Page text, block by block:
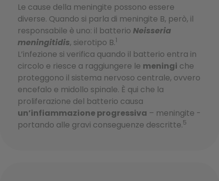
Le cause della meningite possono essere
diverse. Quando si parla di meningite B, però, il
responsabile è uno: il batterio Neisseria
meningitidis, sierotipo B.1
L’infezione si verifica quando il batterio entra in
circolo e riesce a raggiungere le meningi che
proteggono il sistema nervoso centrale, ovvero
encefalo e midollo spinale. È qui che la
proliferazione del batterio causa
un’infiammazione progressiva – meningite -
portando alle gravi conseguenze descritte.5